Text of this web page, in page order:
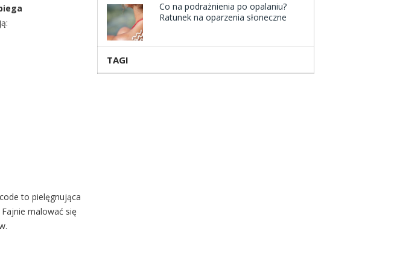
to pielęgnująca
malować się
Co na podrażnienia po opalaniu?
Ratunek na oparzenia słoneczne
TAGI